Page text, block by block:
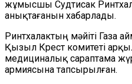
жұмысшы Судтисак
анықтағанын хабарлады.
Ринтхалактың мәйіті Газа
Қызыл Крест комитеті
медициналық сараптама
армиясына тапсырылған.